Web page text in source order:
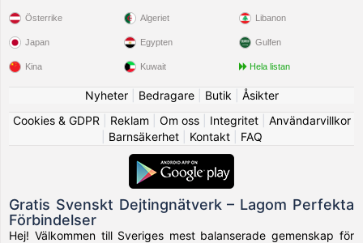
Österrike
Japan
Kina
Algeriet
Egypten
Kuwait
Libanon
Gulfen
Hela listan
Nyheter| Bedragare| Butik
Åsikter
Cookies & GDPR
Reklam Om oss| Integritet| Användarvillkor
Barnsäkerhet| Kontakt| FAQ
Gratis Svenskt Dejtingnätverk – Lagom Perfekta
Förbindelser
Hej! Välkommen till Sveriges mest balanserade gemenskap för